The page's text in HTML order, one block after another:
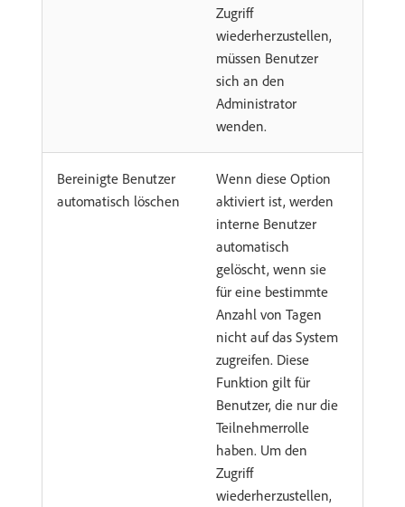
Zugriff
wiederherzustellen,
müssen Benutzer
sich an den
Administrator
wenden.
Bereinigte Benutzer
automatisch löschen
Wenn diese Option
aktiviert ist, werden
interne Benutzer
automatisch
gelöscht, wenn sie
für eine bestimmte
Anzahl von Tagen
nicht auf das System
zugreifen. Diese
Funktion gilt für
Benutzer, die nur die
Teilnehmerrolle
haben. Um den
Zugriff
wiederherzustellen,